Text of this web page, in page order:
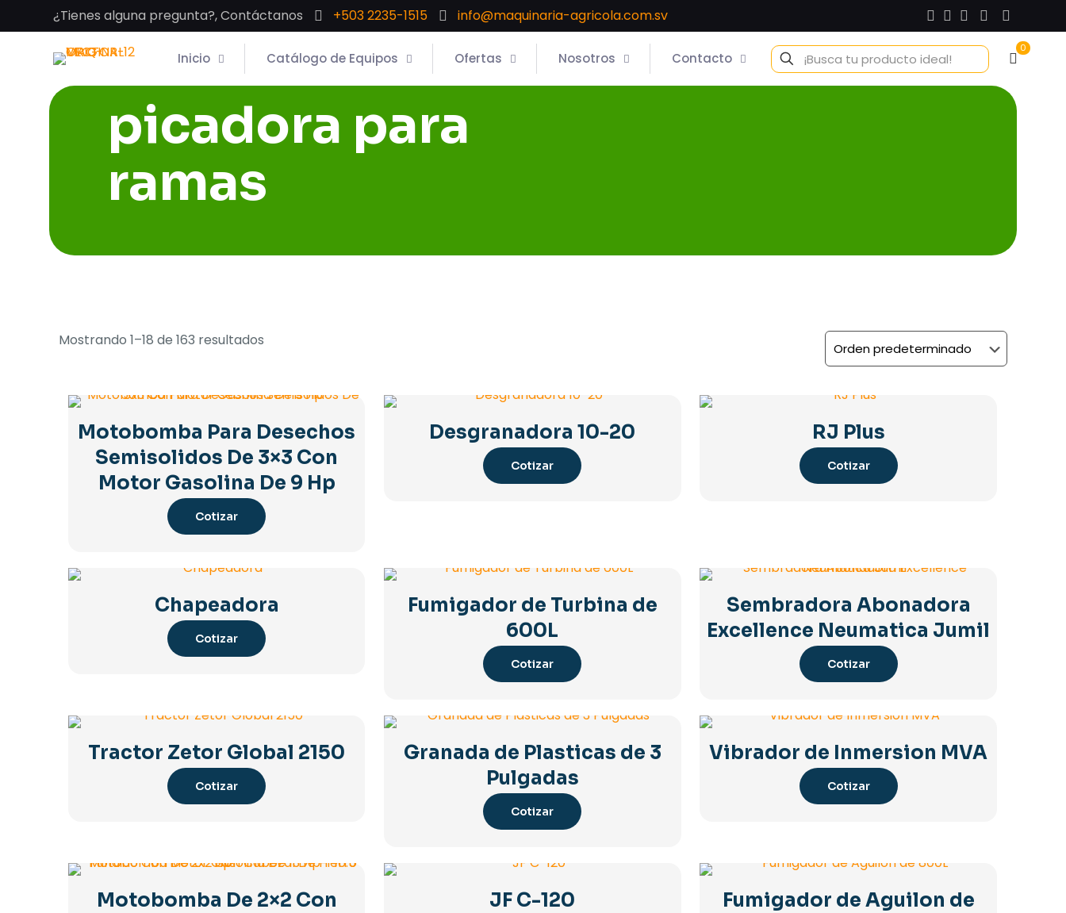
¿Tienes alguna pregunta?, Contáctanos +503 2235-1515 info@maquinaria-agricola.com.sv
Inicio Catálogo de Equipos Ofertas Nosotros Contacto
0
picadora para
ramas
Mostrando 1–18 de 163 resultados
Motobomba Para Desechos
Semisolidos De 3×3 Con
Motor Gasolina De 9 Hp
Cotizar
Desgranadora 10-20
Cotizar
RJ Plus
Cotizar
Chapeadora
Cotizar
Fumigador de Turbina de
600L
Cotizar
Sembradora Abonadora
Excellence Neumatica Jumil
Cotizar
Tractor Zetor Global 2150
Cotizar
Granada de Plasticas de 3
Pulgadas
Cotizar
Vibrador de Inmersion MVA
Cotizar
Motobomba De 2×2 Con
JF C-120
Fumigador de Aguilon de